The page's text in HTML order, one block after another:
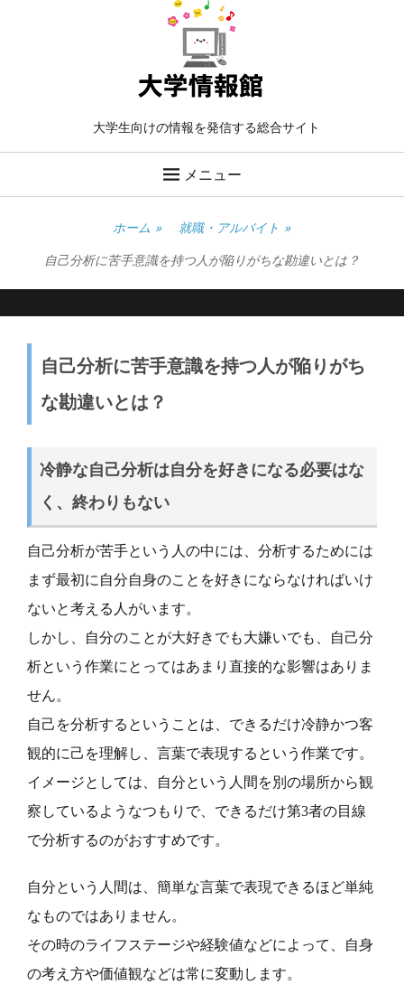
大学生向けの情報を発信する総合サイト
メニュー
ホーム » 就職・アルバイト »
自己分析に苦手意識を持つ人が陥りがちな勘違いとは？
自己分析に苦手意識を持つ人が陥りがち
な勘違いとは？
冷静な自己分析は自分を好きになる必要はな
く、終わりもない
自己分析が苦手という人の中には、分析するためには
まず最初に自分自身のことを好きにならなければいけ
ないと考える人がいます。
しかし、自分のことが大好きでも大嫌いでも、自己分
析という作業にとってはあまり直接的な影響はありま
せん。
自己を分析するということは、できるだけ冷静かつ客
観的に己を理解し、言葉で表現するという作業です。
イメージとしては、自分という人間を別の場所から観
察しているようなつもりで、できるだけ第3者の目線
で分析するのがおすすめです。
自分という人間は、簡単な言葉で表現できるほど単純
なものではありません。
その時のライフステージや経験値などによって、自身
の考え方や価値観などは常に変動します。